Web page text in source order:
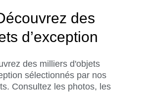
des
d’exception
des milliers d'objets
sélectionnés par nos
Consultez les photos, les